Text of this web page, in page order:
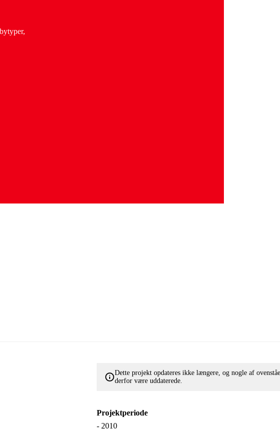
Dette projekt opdateres ikke længere, og nogle af
derfor være uddaterede.
Projektperiode
- 2010